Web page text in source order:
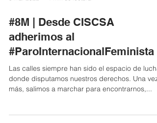
8 mar 2022 1 min de lectura
adherimos al
#ParoInternacionalFeminista
donde disputamos nuestros derechos. Una vez